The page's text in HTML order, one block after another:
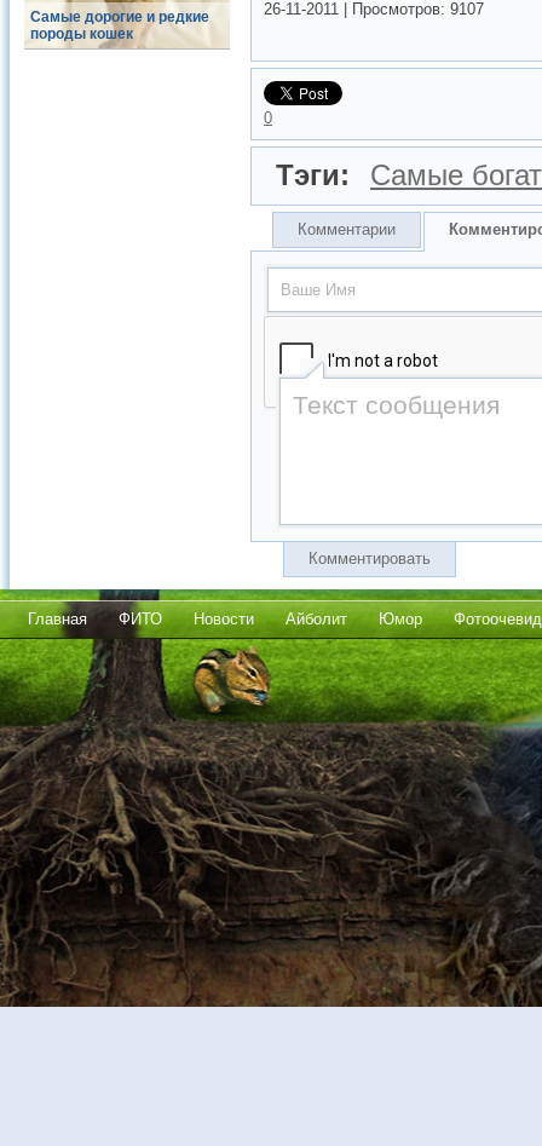
Самые дорогие и редкие
породы кошек
26-11-2011 Просмотров: 9107
0
Тэги: Самые
Комментарии
Комментировать
Главная ФИТО Новости Айболит Юмор